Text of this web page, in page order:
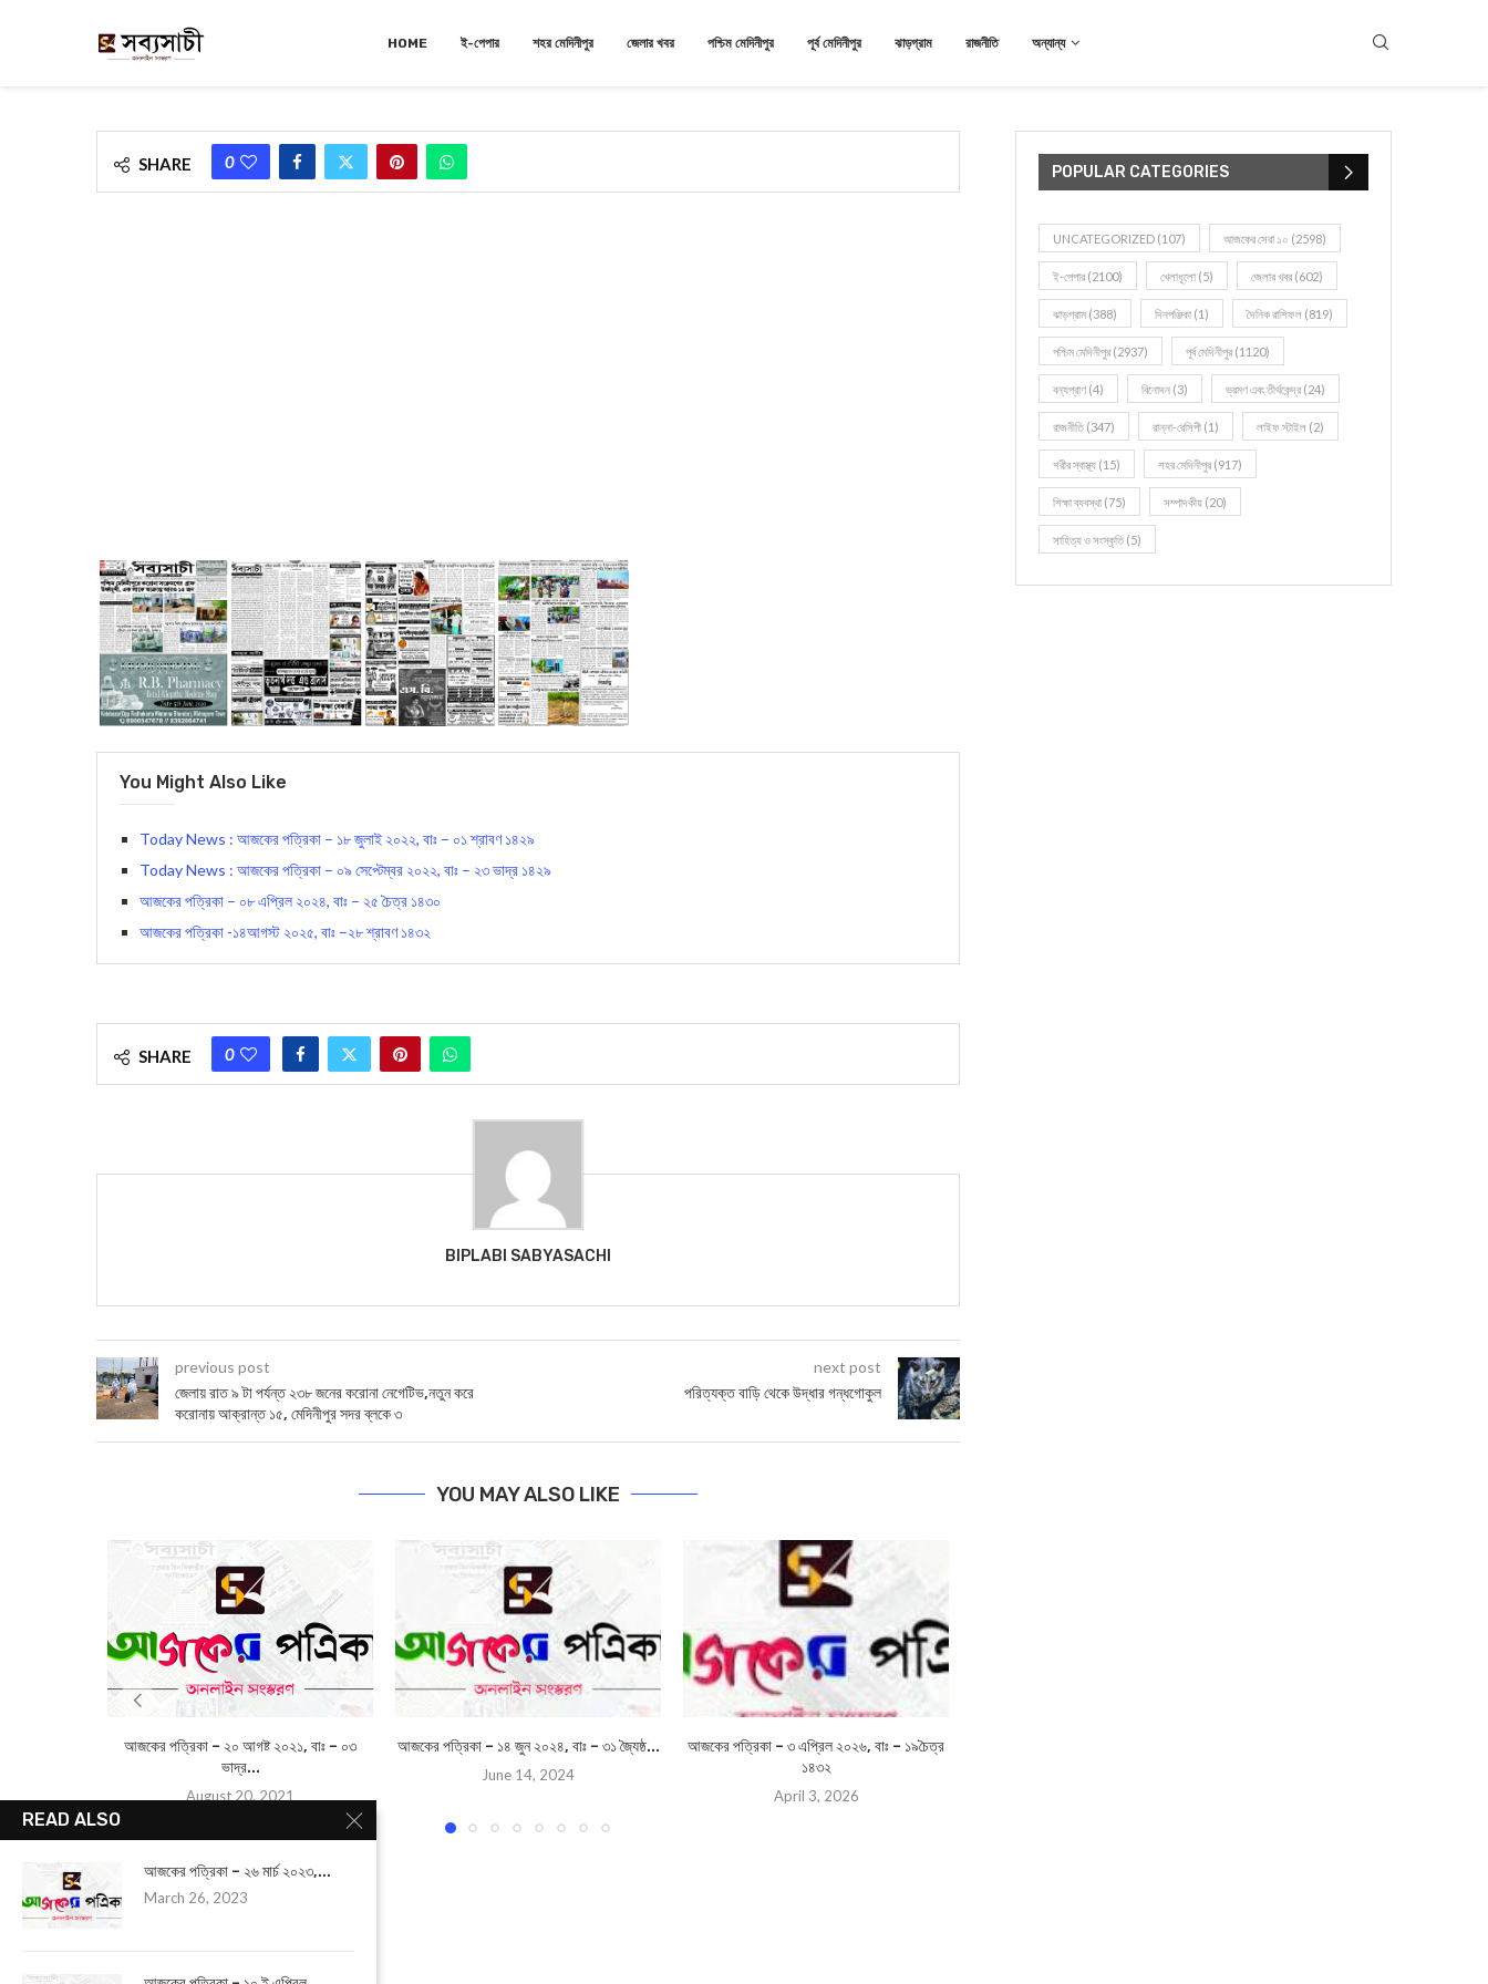
HOME ই-পেপার শহর মেদিনীপুর জেলার খবর পশ্চিম মেদিনীপুর পূর্ব মেদিনীপুর ঝাড়গ্রাম রাজনীতি অন্যান্য
SHARE 0
You Might Also Like
Today News : আজকের পত্রিকা – ১৮ জুলাই ২০২২, বাঃ – ০১ শ্রাবণ ১৪২৯
Today News : আজকের পত্রিকা – ০৯ সেপ্টেম্বর ২০২২, বাঃ – ২৩ ভাদ্র ১৪২৯
আজকের পত্রিকা – ০৮ এপ্রিল ২০২৪, বাঃ – ২৫ চৈত্র ১৪৩০
আজকের পত্রিকা -১৪আগস্ট ২০২৫, বাঃ –২৮ শ্রাবণ ১৪৩২
SHARE 0
BIPLABI SABYASACHI
previous post
জেলায় রাত ৯ টা পর্যন্ত ২৩৮ জনের করোনা নেগেটিভ,নতুন করে
করোনায় আক্রান্ত ১৫, মেদিনীপুর সদর ব্লকে ৩
next post
পরিত্যক্ত বাড়ি থেকে উদ্ধার গন্ধগোকুল
YOU MAY ALSO LIKE
আজকের পত্রিকা – ২০ আগষ্ট ২০২১, বাঃ – ০৩
ভাদ্র...
August 20, 2021
আজকের পত্রিকা – ১৪ জুন ২০২৪, বাঃ – ৩১ জ্যৈষ্ঠ...
June 14, 2024
আজকের পত্রিকা – ৩ এপ্রিল ২০২৬, বাঃ – ১৯চৈত্র
১৪৩২
April 3, 2026
POPULAR CATEGORIES
UNCATEGORIZED (107) আজকের সেরা ১০ (2598)
ই-পেপার (2100) খেলাধূলো (5) জেলার খবর (602)
ঝাড়গ্রাম (388) দিনপঞ্জিকা (1) দৈনিক রাশিফল (819)
পশ্চিম মেদিনীপুর (2937) পূর্ব মেদিনীপুর (1120)
বন্যপ্রাণ (4) বিনোদন (3) ভ্রমণ এবং তীর্থকেন্দ্র (24)
রাজনীতি(347) রান্না-রেসিপী (1) লাইফ স্টাইল (2)
শরীর স্বাস্থ্য (15) শহর মেদিনীপুর (917)
শিক্ষা ব্যবস্থা (75) সম্পাদকীয় (20)
সাহিত্য ও সংস্কৃতি(5)
READ ALSO
আজকের পত্রিকা – ২৬ মার্চ ২০২৩,...
March 26, 2023